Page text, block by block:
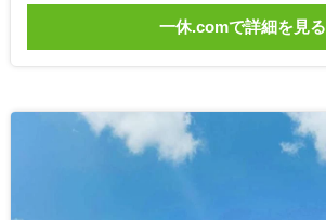
一休.comで詳細を見る